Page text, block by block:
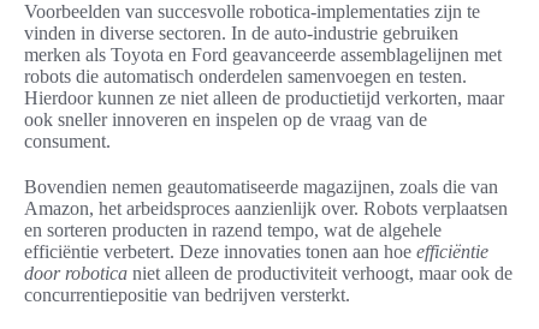
Voorbeelden van succesvolle robotica-implementaties zijn te
vinden in diverse sectoren. In de auto-industrie gebruiken
merken als Toyota en Ford geavanceerde assemblagelijnen met
robots die automatisch onderdelen samenvoegen en testen.
Hierdoor kunnen ze niet alleen de productietijd verkorten, maar
ook sneller innoveren en inspelen op de vraag van de
consument.
Bovendien nemen geautomatiseerde magazijnen, zoals die van
Amazon, het arbeidsproces aanzienlijk over. Robots verplaatsen
en sorteren producten in razend tempo, wat de algehele
efficiëntie verbetert. Deze innovaties tonen aan hoe efficiëntie
door robotica niet alleen de productiviteit verhoogt, maar ook de
concurrentiepositie van bedrijven versterkt.